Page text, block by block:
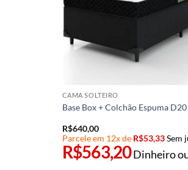
CAMA SOLTEIRO
Base Box + Colchão Espuma D20
R$640,00
Parcele em 12x de R$53,33Sem
R$563,20Dinheiro